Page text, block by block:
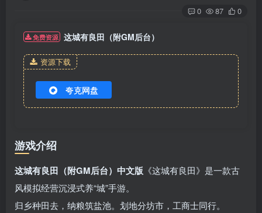
0 87 0
免费资源 这城有良田（附GM后台）
资源下载
夸克网盘
游戏介绍
这城有良田（附GM后台）中文版 《这城有良田》是一款古
风模拟经营沉浸式养“城”手游。
归乡种田去，纳粮筑盐池。划地分坊市，工商士同行。